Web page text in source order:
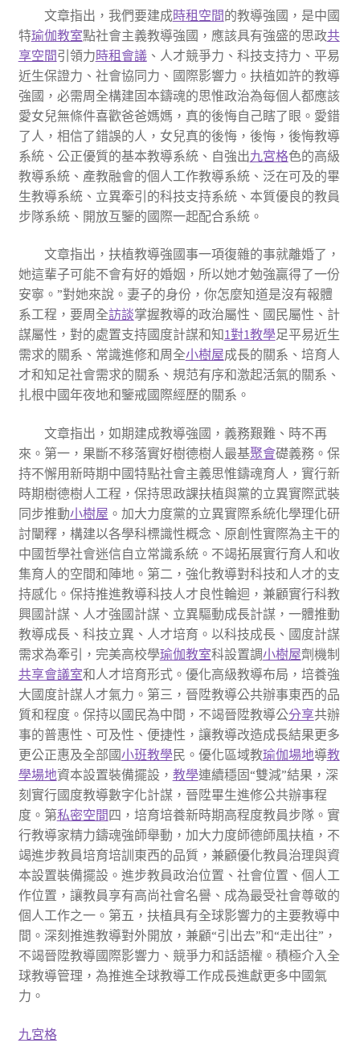
文章指出，我們要建成時租空間的教導強國，是中國
特瑜伽教室點社會主義教導強國，應該具有強盛的思政共
享空間引領力時租會議、人才競爭力、科技支持力、平易
近生保證力、社會協同力、國際影響力。扶植如許的教導
強國，必需周全構建固本鑄魂的思惟政治為每個人都應該
愛女兒無條件喜歡爸爸媽媽，真的後悔自己瞎了眼。愛錯
了人，相信了錯誤的人，女兒真的後悔，後悔，後悔教導
系統、公正優質的基本教導系統、自強出九宮格色的高級
教導系統、產教融會的個人工作教導系統、泛在可及的畢
生教導系統、立異牽引的科技支持系統、本質優良的教員
步隊系統、開放互鑒的國際一起配合系統。
文章指出，扶植教導強國事一項復雜的事就離婚了，
她這輩子可能不會有好的婚姻，所以她才勉強贏得了一份
安寧。”對她來說。妻子的身份，你怎麼知道是沒有報體
系工程，要周全訪談掌握教導的政治屬性、國民屬性、計
謀屬性，對的處置支持國度計謀和知1對1教學足平易近生
需求的關系、常識進修和周全小樹屋成長的關系、培育人
才和知足社會需求的關系、規范有序和激起活氣的關系、
扎根中國年夜地和鑒戒國際經歷的關系。
文章指出，如期建成教導強國，義務艱難、時不再
來。第一，果斷不移落實好樹德樹人最基聚會礎義務。保
持不懈用新時期中國特點社會主義思惟鑄魂育人，實行新
時期樹德樹人工程，保持思政課扶植與黨的立異實際武裝
同步推動小樹屋 。加大力度黨的立異實際系統化學理化研
討闡釋，構建以各學科標識性概念、原創性實際為主干的
中國哲學社會迷信自立常識系統。不竭拓展實行育人和收
集育人的空間和陣地。第二，強化教導對科技和人才的支
持感化。保持推進教導科技人才良性輪迴，兼顧實行科教
興國計謀、人才強國計謀、立異驅動成長計謀，一體推動
教導成長、科技立異、人才培育。以科技成長、國度計謀
需求為牽引，完美高校學瑜伽教室科設置調小樹屋劑機制
共享會議室和人才培育形式。優化高級教導布局，培養強
大國度計謀人才氣力。第三，晉陞教導公共辦事東西的品
質和程度。保持以國民為中間，不竭晉陞教導公分享共辦
事的普惠性、可及性、便捷性，讓教導改造成長結果更多
更公正惠及全部國小班教學民。優化區域教瑜伽場地導教
學場地資本設置裝備擺設， 教學連續穩固“雙減”結果，深
刻實行國度教導數字化計謀，晉陞畢生進修公共辦事程
度。第私密空間四，培育培養新時期高程度教員步隊。實
行教導家精力鑄魂強師舉動，加大力度師德師風扶植，不
竭進步教員培育培訓東西的品質，兼顧優化教員治理與資
本設置裝備擺設。進步教員政治位置、社會位置、個人工
作位置，讓教員享有高尚社會名譽、成為最受社會尊敬的
個人工作之一。第五，扶植具有全球影響力的主要教導中
間。深刻推進教導對外開放，兼顧“引出去”和“走出往”，
不竭晉陞教導國際影響力、競爭力和話語權。積極介入全
球教導管理，為推進全球教導工作成長進獻更多中國氣
力。
九宮格